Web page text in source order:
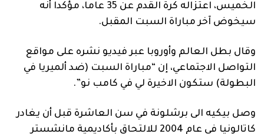
الخميس، اعتزاله كرة القدم عن 35 عاما، مؤكدا أنه
سيخوض آخر مباراة السبت المقبل.
وقال بطل العالم وأوروبا عبر فيديو نشره على مواقع
التواصل الاجتماعي، إن “مباراة السبت (ضد ألميريا في
البطولة) ستكون الاخيرة لي في كامب نو”.
وصل بيكيه الى برشلونة في سن العاشرة قبل أن يغادر
كاتالونيا في عام 2004 للالتحاق بأكاديمية مانشستر